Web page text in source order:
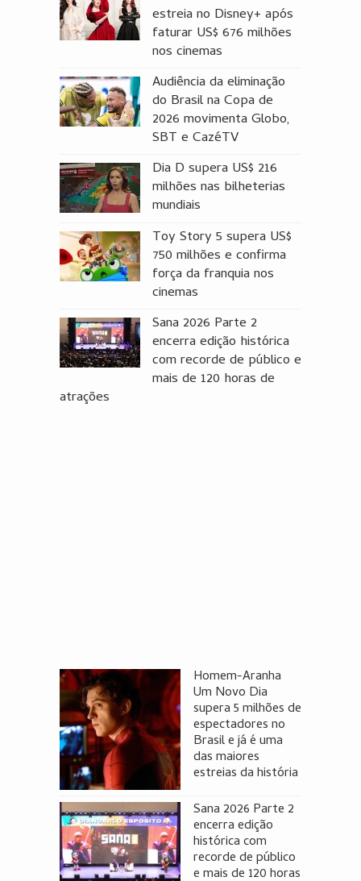
estreia no Disney+ após
faturar US$ 676 milhões
nos cinemas
Audiência da eliminação
do Brasil na Copa de
2026 movimenta Globo,
SBT e CazéTV
Dia D supera US$ 216
milhões nas bilheterias
mundiais
Toy Story 5 supera US$
750 milhões e confirma
força da franquia nos
cinemas
Sana 2026 Parte 2
encerra edição histórica
com recorde de público e
mais de 120 horas de
atrações
Homem-Aranha
Um Novo Dia
supera 5 milhões de
espectadores no
Brasil e já é uma
das maiores
estreias da história
Sana 2026 Parte 2
encerra edição
histórica com
recorde de público
e mais de 120 horas